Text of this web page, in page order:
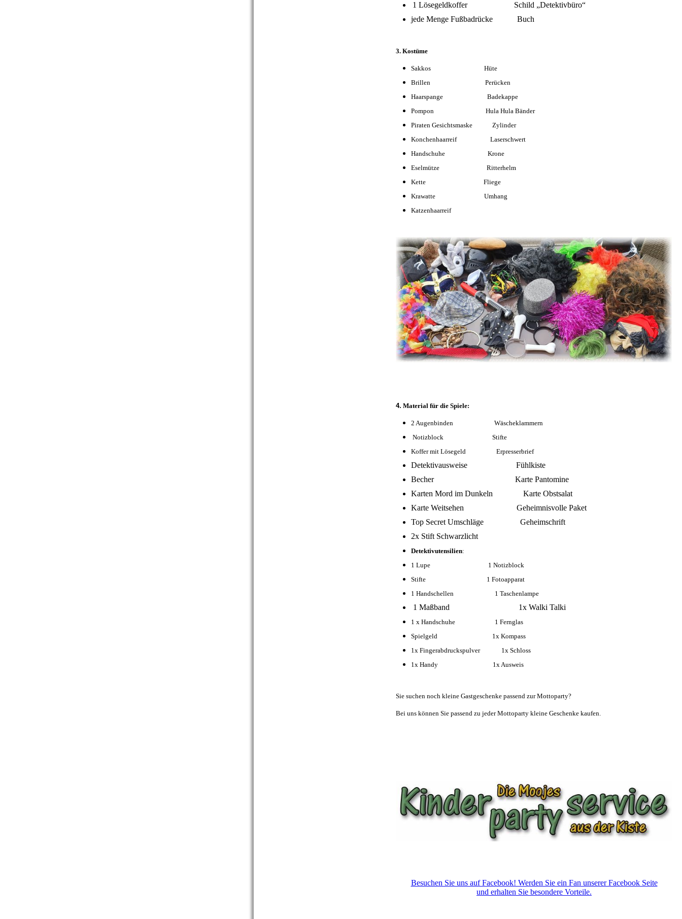
1 Lösegeldkoffer Schild „Detektivbüro“
jede Menge Fußbadrücke Buch
3. Kostüme
Sakkos Hüte
Brillen Perücken
Haarspange Badekappe
Pompon Hula Hula Bänder
Piraten Gesichtsmaske Zylinder
Konchenhaarreif Laserschwert
Handschuhe Krone
Eselmütze Ritterhelm
Kette Fliege
Krawatte Umhang
Katzenhaarreif
4. Material für die Spiele:
2 Augenbinden Wäscheklammern
Notizblock Stifte
Koffer mit Lösegeld Erpresserbrief
Detektivausweise Fühlkiste
Becher Karte Pantomine
Karten Mord im Dunkeln Karte Obstsalat
Karte Weitsehen Geheimnisvolle Paket
Top Secret Umschläge Geheimschrift
2x Stift Schwarzlicht
Detektivutensilien:
1 Lupe 1 Notizblock
Stifte 1 Fotoapparat
1 Handschellen 1 Taschenlampe
1 Maßband 1x Walki Talki
1 x Handschuhe 1 Fernglas
Spielgeld 1x Kompass
1x Fingerabdruckspulver 1x Schloss
1x Handy 1x Ausweis
Sie suchen noch kleine Gastgeschenke passend zur Mottoparty?
Bei uns können Sie passend zu jeder Mottoparty kleine Geschenke kaufen.
Besuchen Sie uns auf Facebook! Werden Sie ein Fan unserer Facebook Seite
und erhalten Sie besondere Vorteile.